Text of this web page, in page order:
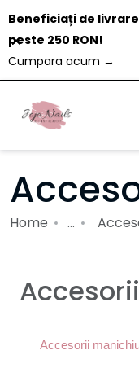
Beneficiați de
peste 250 RON!
Cumpara acum →
Închide
Home ...
Accesorii